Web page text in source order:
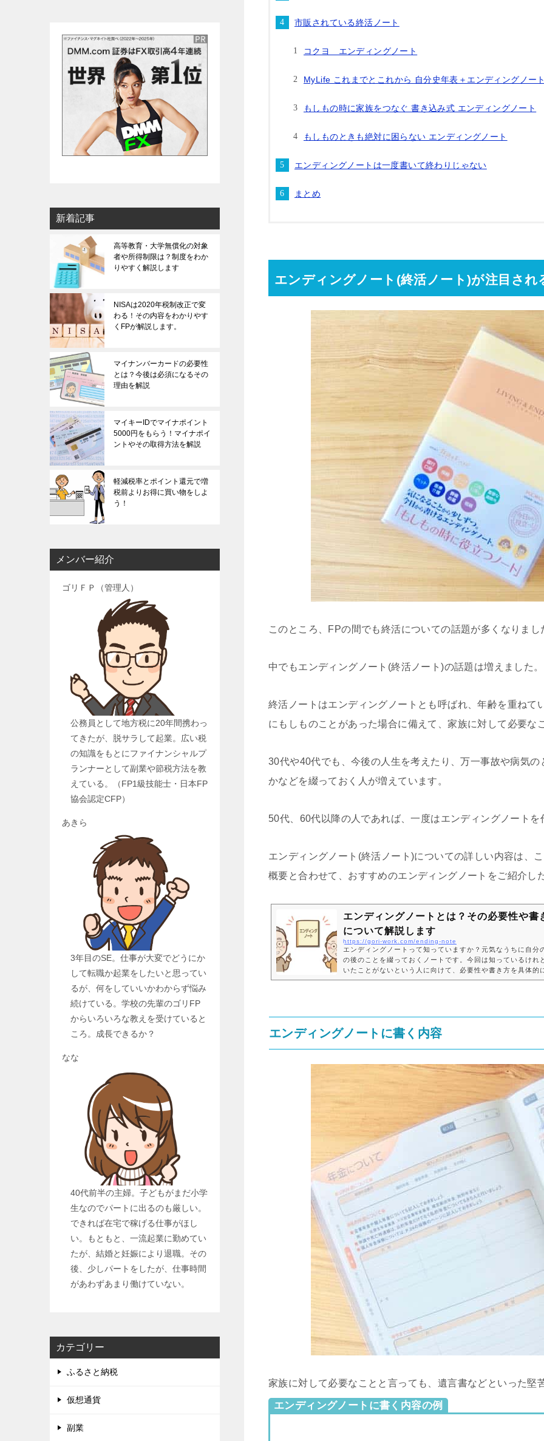
市販されている終活ノート
コクヨ エンディングノート
MyLife これまでとこれから 自分史年表＋エンディングノー
もしもの時に家族をつなぐ 書き込み式 エンディングノート
もしものときも絶対に困らない エンディングノート
エンディングノートは一度書いて終わりじゃない
まとめ
エンディングノート(終活ノート)が注目され
このところ、FPの間でも終活についての話題が多くなりまし
中でもエンディングノート(終活ノート)の話題は増えました。
終活ノートはエンディングノートとも呼ばれ、年齢を重ねて
にもしものことがあった場合に備えて、家族に対して必要な
30代や40代でも、今後の人生を考えたり、万一事故や病気
かなどを綴っておく人が増えています。
50代、60代以降の人であれば、一度はエンディングノート
エンディングノート(終活ノート)についての詳しい内容は、
概要と合わせて、おすすめのエンディングノートをご紹介し
エンディングノートとは？その必要性や書
について解説します
https://gori-work.com/ending-note
エンディングノートって知っていますか？元気なうちに自分
の後のことを綴っておくノートです。今回は知っているけれ
いたことがないという人に向けて、必要性や書き方を具体的
ますね。エンディングノートとは「終活」が世間一般に浸透
と、...
エンディングノートに書く内容
家族に対して必要なことと言っても、遺言書などといった堅
エンディングノートに書く内容の例
新着記事
高等教育・大学無償化の対象
者や所得制限は？制度をわか
りやすく解説します
NISAは2020年税制改正で変
わる！その内容をわかりやす
くFPが解説します。
マイナンバーカードの必要性
とは？今後は必須になるその
理由を解説
マイキーIDでマイナポイント
5000円をもらう！マイナポイ
ントやその取得方法を解説
軽減税率とポイント還元で増
税前よりお得に買い物をしよ
う！
メンバー紹介
ゴリＦＰ（管理人）
公務員として地方税に20年間携わっ
てきたが、脱サラして起業。広い税
の知識をもとにファイナンシャルプ
ランナーとして副業や節税方法を教
えている。（FP1級技能士・日本FP
協会認定CFP）
あきら
3年目のSE。仕事が大変でどうにか
して転職か起業をしたいと思ってい
るが、何をしていいかわからず悩み
続けている。学校の先輩のゴリFP
からいろいろな教えを受けていると
ころ。成長できるか？
なな
40代前半の主婦。子どもがまだ小学
生なのでパートに出るのも厳しい。
できれば在宅で稼げる仕事がほし
い。もともと、一流起業に勤めてい
たが、結婚と妊娠により退職。その
後、少しパートをしたが、仕事時間
があわずあまり働けていない。
カテゴリー
ふるさと納税
仮想通貨
副業